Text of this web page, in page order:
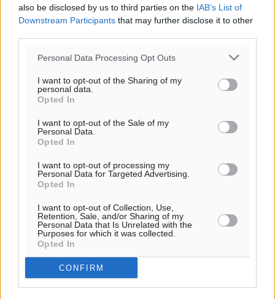
also be disclosed by us to third parties on the IAB’s List of
Downstream Participants that may further disclose it to other
Personal Data Processing Opt Outs
I want to opt-out of the Sharing of my
personal data.
Opted In
I want to opt-out of the Sale of my
Personal Data.
Opted In
I want to opt-out of processing my
Personal Data for Targeted Advertising.
Opted In
I want to opt-out of Collection, Use,
Retention, Sale, and/or Sharing of my
Personal Data that Is Unrelated with the
Purposes for which it was collected.
Opted In
CONFIRM
ΥΠΑΑΤ: 12,5 εκατ. ευρώ στις 13 Περιφέρειες για μέτρα
βιοασφάλειας
Ποιοι φοιτητές μπορούν να λάβουν ενίσχυση για
στέγη έως 2.500 ευρώ
«Γιατί οι Τούρκοι συρρέουν στα ελληνικά νησιά»:
Τουρκική εφημερίδα εξηγεί τους λόγους που οι
γείτονες προτιμούν την Ελλάδα για διακοπές
«Μουσικό Ταξίδι στο Αιγαίο»: Η Ρόδος έγραψε μια
νέα σελίδα στον πολιτισμό
Πολιτιστικά• πριν 14 ώρες
Άμεσα μέτρα για την ενίσχυση του Νοσοκομείου